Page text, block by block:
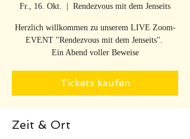
Fr., 16. Okt. Rendezvous mit dem Jenseits
Herzlich willkommen zu unserem LIVE Zoom-
EVENT "Rendezvous mit dem Jenseits".
Ein Abend voller Beweise
Tickets kaufen
Zeit & Ort